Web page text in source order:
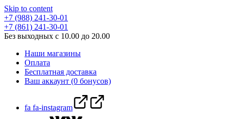
Skip to content
+7 (988) 241-30-01
+7 (861) 241-30-01
Без выходных с 10.00 до 20.00
Наши магазины
Оплата
Бесплатная доставка
Ваш аккаунт (0 бонусов)
fa fa-instagram